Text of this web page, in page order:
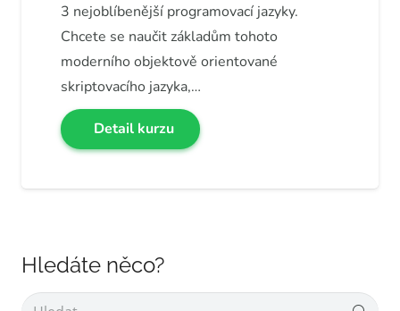
3 nejoblíbenější programovací jazyky.
Chcete se naučit základům tohoto
moderního objektově orientované
skriptovacího jazyka,…
Detail kurzu
Hledáte něco?
Vyhledávání